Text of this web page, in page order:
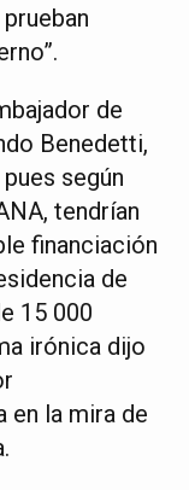
de
Benedetti,
según
tendrían
financiación
de
15 000
irónica dijo
en la mira de